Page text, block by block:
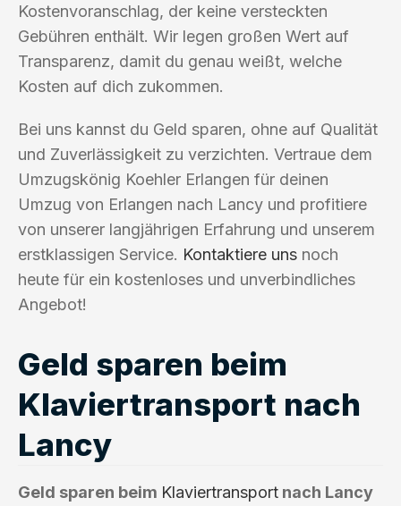
Kostenvoranschlag, der keine versteckten
Gebühren enthält. Wir legen großen Wert auf
Transparenz, damit du genau weißt, welche
Kosten auf dich zukommen.
Bei uns kannst du Geld sparen, ohne auf Qualität
und Zuverlässigkeit zu verzichten. Vertraue dem
Umzugskönig Koehler Erlangen für deinen
Umzug von Erlangen nach Lancy und profitiere
von unserer langjährigen Erfahrung und unserem
erstklassigen Service. Kontaktiere uns noch
heute für ein kostenloses und unverbindliches
Angebot!
Geld sparen beim
Klaviertransport nach
Lancy
Geld sparen beim Klaviertransport nach Lancy